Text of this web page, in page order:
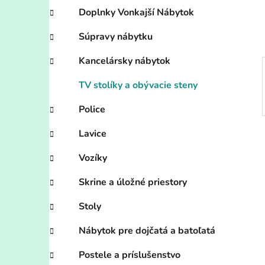
l
Doplnky Vonkajší Nábytok
Súpravy nábytku
Kancelársky nábytok
TV stolíky a obývacie steny
Police
Lavice
Vozíky
Skrine a úložné priestory
Stoly
Nábytok pre dojčatá a batoľatá
Postele a príslušenstvo